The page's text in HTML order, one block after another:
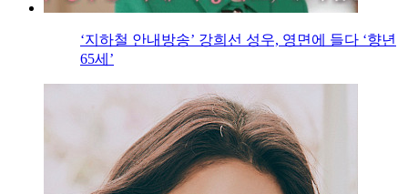
‘지하철 안내방송’ 강희선 성우, 영면에 들다 ‘향년
65세’